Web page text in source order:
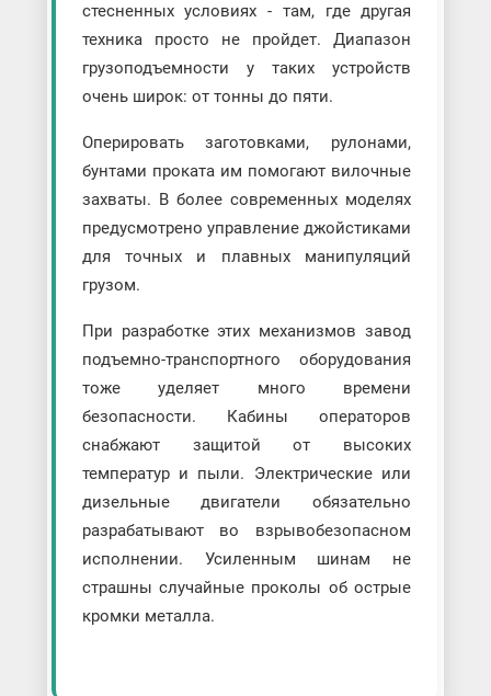
стесненных условиях - там, где другая
техника просто не пройдет. Диапазон
грузоподъемности у таких устройств
очень широк: от тонны до пяти.
Оперировать заготовками, рулонами,
бунтами проката им помогают вилочные
захваты. В более современных моделях
предусмотрено управление джойстиками
для точных и плавных манипуляций
грузом.
При разработке этих механизмов завод
подъемно-транспортного оборудования
тоже уделяет много времени
безопасности. Кабины операторов
снабжают защитой от высоких
температур и пыли. Электрические или
дизельные двигатели обязательно
разрабатывают во взрывобезопасном
исполнении. Усиленным шинам не
страшны случайные проколы об острые
кромки металла.